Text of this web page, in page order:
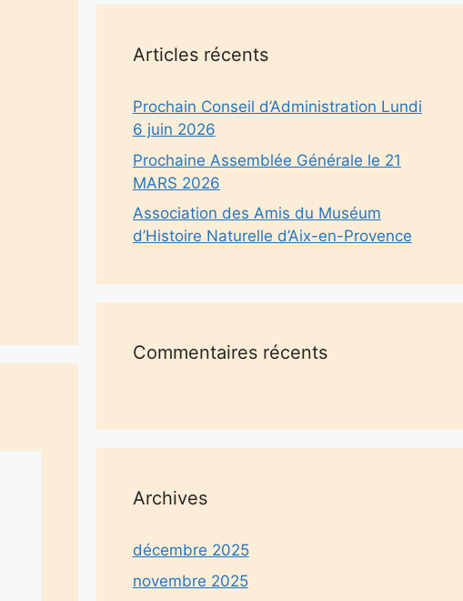
Articles récents
Prochain Conseil d’Administration Lundi
6 juin 2026
Prochaine Assemblée Générale le 21
MARS 2026
Association des Amis du Muséum
d’Histoire Naturelle d’Aix-en-Provence
Commentaires récents
Archives
décembre 2025
novembre 2025